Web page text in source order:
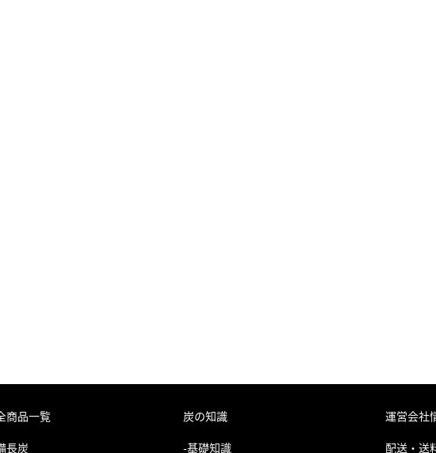
商品一覧
長炭
炭の知識
-基礎知識
運営会社
配送・送